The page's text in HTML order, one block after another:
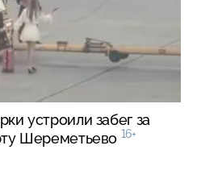
устроили забег за
Шереметьево 16+